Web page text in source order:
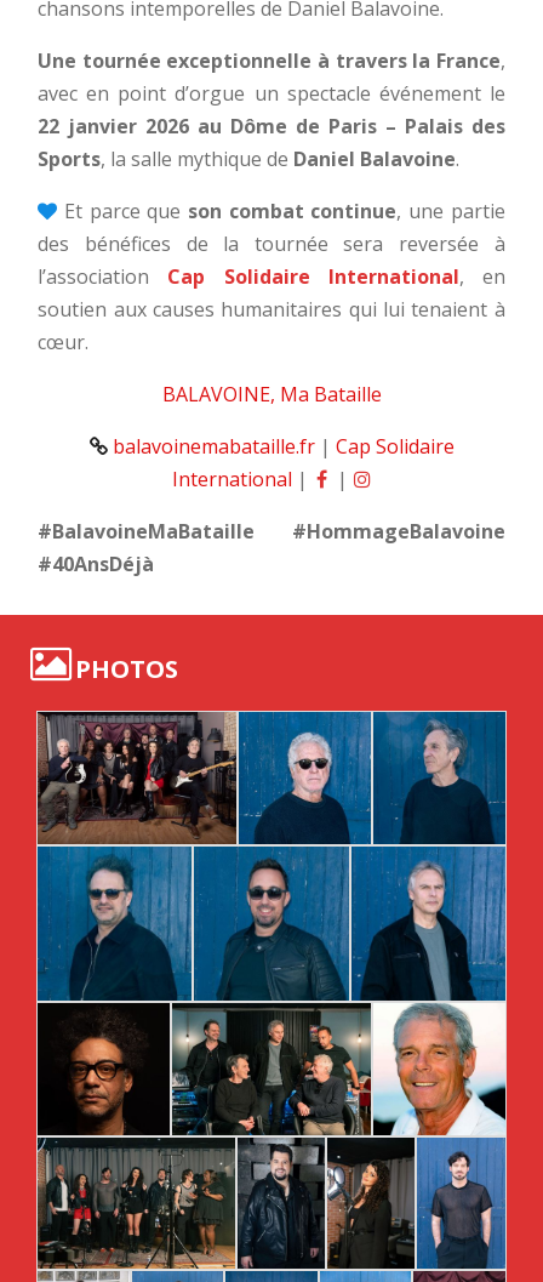
chansons intemporelles de Daniel Balavoine.
Une tournée exceptionnelle à travers la France,
avec en point d’orgue un spectacle événement le
22 janvier 2026 au Dôme de Paris – Palais des
Sports, la salle mythique de Daniel Balavoine.
Et parce que son combat continue, une partie
des bénéfices de la tournée sera reversée à
l’association Cap Solidaire International, en
soutien aux causes humanitaires qui lui tenaient à
cœur.
BALAVOINE, Ma Bataille
balavoinemabataille.fr | Cap Solidaire
International |
|
#BalavoineMaBataille #HommageBalavoine
#40AnsDéjà
PHOTOS